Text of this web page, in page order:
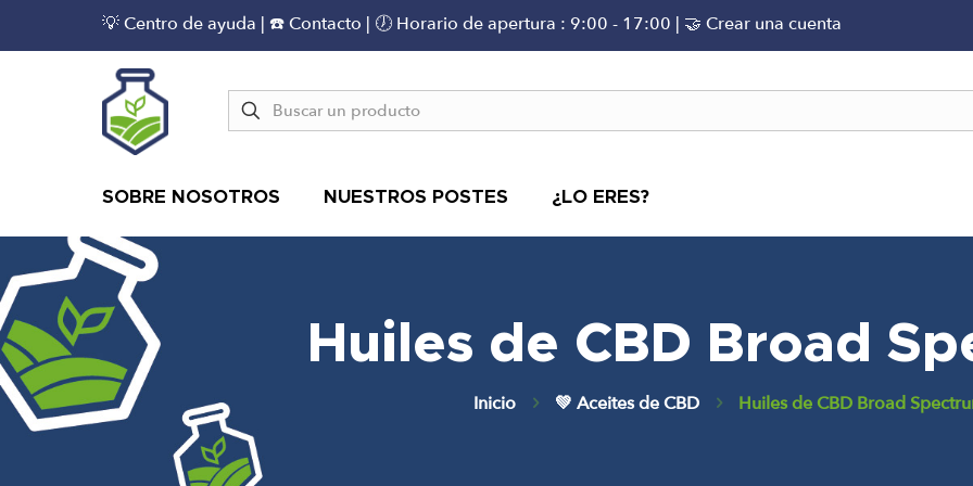
💡 Centro de ayuda | ☎️ Contacto | 🕖 Horario de apertura : 9:00 - 17:00 | 🤝 Crear una cuenta
SOBRE NOSOTROS NUESTROS POSTES ¿LO ERES?
Huiles de CBD Broad
Inicio 💚 Aceites de CBD Huiles de CBD Broad